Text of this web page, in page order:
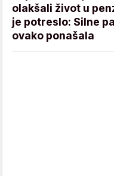
olakšali život u
je potreslo: Silne
ovako ponašala